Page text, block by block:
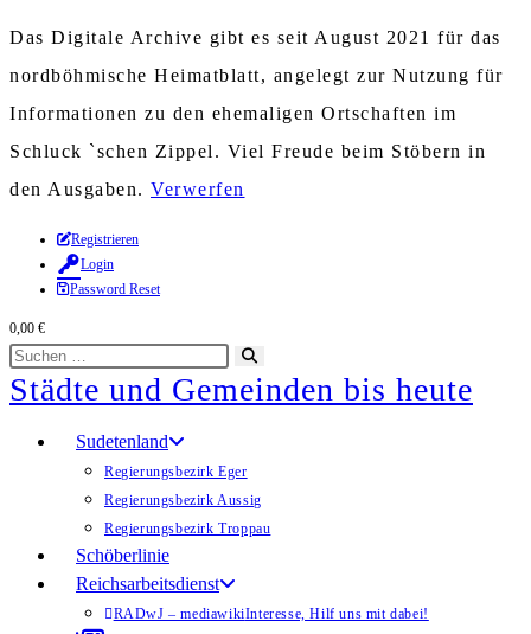
Das Digitale Archive gibt es seit August 2021 für das
nordböhmische Heimatblatt, angelegt zur Nutzung für
Informationen zu den ehemaligen Ortschaften im
Schluck `schen Zippel. Viel Freude beim Stöbern in
den Ausgaben. Verwerfen
Zum
Inhalt
springen
Registrieren
Login
Password Reset
0,00 €
Diese
Website
durchsuchen
starten
Städte und Gemeinden bis heute
Sudetenland
Regierungsbezirk Eger
Regierungsbezirk Aussig
Regierungsbezirk Troppau
Schöberlinie
Reichsarbeitsdienst
RADwJ – mediawikiInteresse, Hilf uns mit dabei!